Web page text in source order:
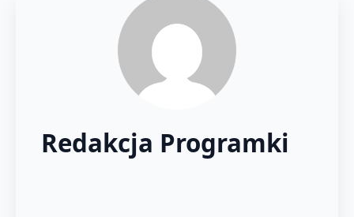
Redakcja Programki